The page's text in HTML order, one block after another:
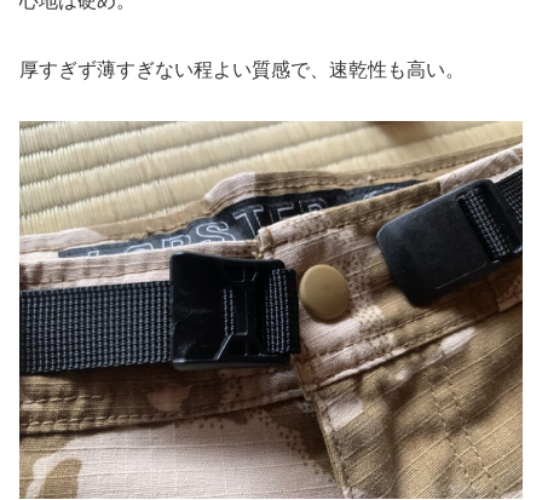
厚すぎず薄すぎない程よい質感で、速乾性も高い。